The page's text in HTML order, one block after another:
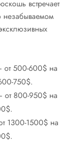
встречает
незабываемом
от 500-600$ на
750$.
от 800-950$ на
1300-1500$ на